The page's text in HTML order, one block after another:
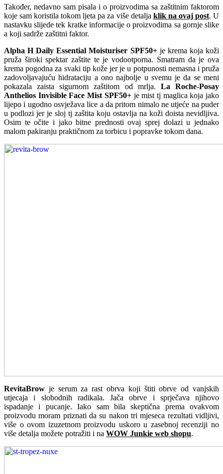
Također, nedavno sam pisala i o proizvodima sa zaštitnim faktorom
koje sam koristila tokom ljeta pa za više detalja klik na ovaj post. U
nastavku slijede tek kratke informacije o proizvodima sa gornje slike
a koji sadrže zaštitni faktor.
Alpha H Daily Essential Moisturiser SPF50+je krema koja koži
pruža široki spektar zaštite te je vodootporna. Smatram da je ova
krema pogodna za svaki tip kože jer je u potpunosti nemasna i pruža
zadovoljavajuću hidrataciju a ono najbolje u svemu je da se meni
pokazala zaista sigurnom zaštitom od mrlja. La Roche-Posay
Anthelios Invisible Face Mist SPF50+je mist tj maglica koja jako
lijepo i ugodno osvježava lice a da pritom nimalo ne utjeće na puder
u podlozi jer je sloj tj zaštita koju ostavlja na koži doista nevidljiva.
Osim te očite i jako bitne prednosti ovaj sprej dolazi u jednako
malom pakiranju praktičnom za torbicu i popravke tokom dana.
RevitaBrow je serum za rast obrva koji štiti obrve od vanjskih
utjecaja i slobodnih radikala. Jača obrve i sprječava njihovo
ispadanje i pucanje. Iako sam bila skeptična prema ovakvom
proizvodu moram priznati da su nakon tri mjeseca rezultati vidljivi,
više o ovom izuzetnom proizvodu uskoro u zasebnoj recenziji no
više detalja možete potražiti i na WOW Junkie web shopu.